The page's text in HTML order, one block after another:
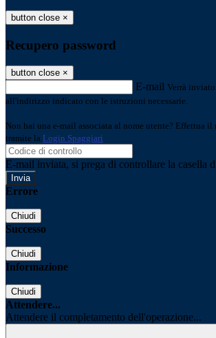
button close ×
Recupero password
button close ×
E-mail Verrà
all'indirizzo indicato con le istruzioni necessarie.
Non hai una e-mail associata al nome utente? Effettua il
tramite la Login Spaggiari
E-mail inviata, si prega di controllare la casella
Errore
Chiudi
Successo
Chiudi
Informazione
Chiudi
Attendere...
Attendere il completamento dell'operazione...